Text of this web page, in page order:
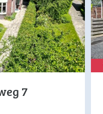
7